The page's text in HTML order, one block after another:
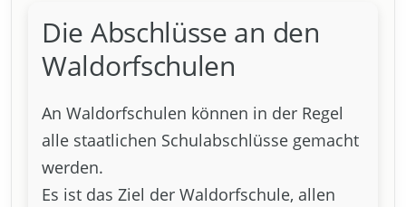
Die Abschlüsse an den
Waldorfschulen
An Waldorfschulen können in der Regel
alle staatlichen Schulabschlüsse gemacht
werden.
Es ist das Ziel der Waldorfschule, allen